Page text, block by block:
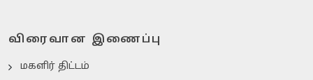
விரைவான இணைப்பு
மகளிர் திட்டம்